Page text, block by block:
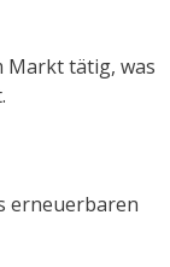
Markt tätig, was
erneuerbaren